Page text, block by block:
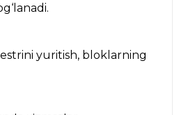
yuritish, bloklarning